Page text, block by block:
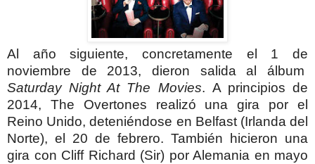
Al año siguiente, concretamente el 1 de
noviembre de 2013, dieron salida al álbum
Saturday Night At The Movies. A principios de
2014, The Overtones realizó una gira por el
Reino Unido, deteniéndose en Belfast (Irlanda del
Norte), el 20 de febrero. También hicieron una
gira con Cliff Richard (Sir) por Alemania en mayo